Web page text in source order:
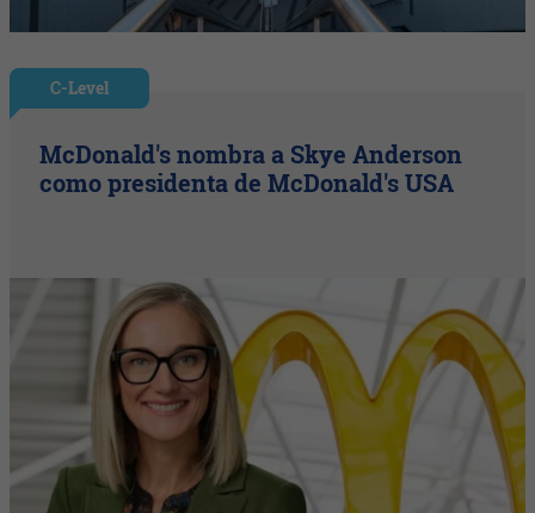
C-Level
McDonald's nombra a Skye Anderson
como presidenta de McDonald's USA